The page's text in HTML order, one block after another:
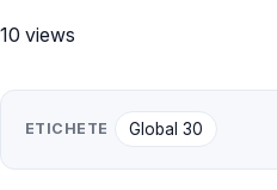
10 views
ETICHETE Global 30